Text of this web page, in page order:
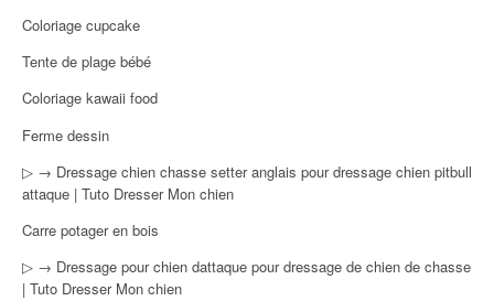
Coloriage cupcake
Tente de plage bébé
Coloriage kawaii food
Ferme dessin
▷ → Dressage chien chasse setter anglais pour dressage chien pitbull
attaque | Tuto Dresser Mon chien
Carre potager en bois
▷ → Dressage pour chien dattaque pour dressage de chien de chasse
| Tuto Dresser Mon chien